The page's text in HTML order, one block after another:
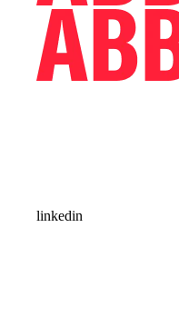
linkedin